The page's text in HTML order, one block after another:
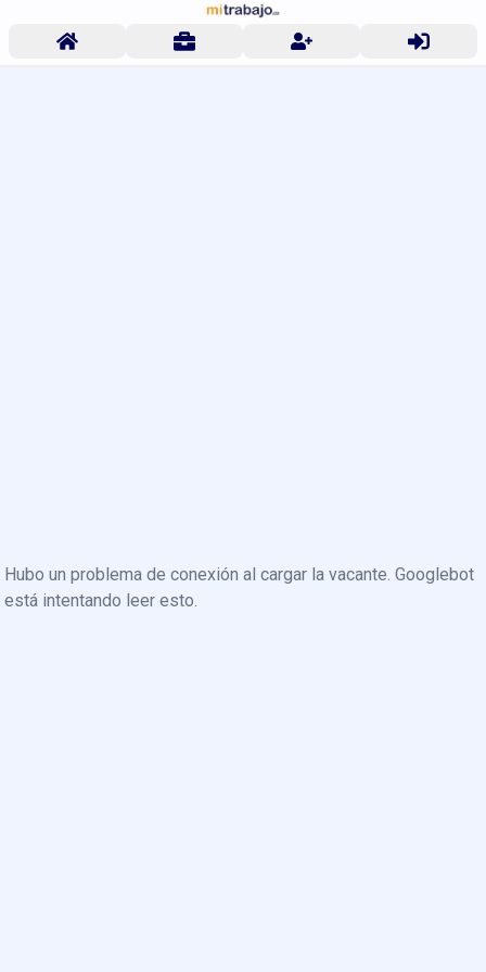
Hubo un problema de conexión al cargar la vacante. Googlebot
está intentando leer esto.